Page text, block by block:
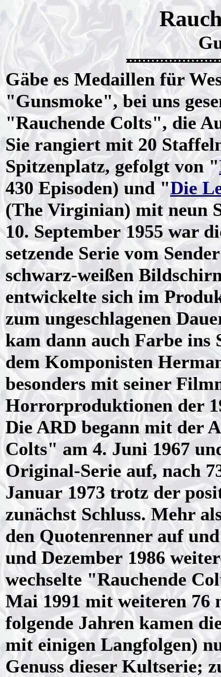
Gäbe es Medaillen für
"Gunsmoke", bei uns
"Rauchende Colts", die
Sie rangiert mit 20
Spitzenplatz, gefolgt von "
430 Episoden) und "Die
(The Virginian) mit neun
10. September 1955 war
setzende Serie vom
schwarz-weißen
entwickelte sich im
zum ungeschlagenen
kam dann auch Farbe
dem Komponisten
besonders mit seiner
Horrorproduktionen der
Die ARD begann mit der
Colts" am 4. Juni 1967
Original-Serie auf, nach
Januar 1973 trotz der
zunächst Schluss. Mehr
den Quotenrenner auf
und Dezember 1986
wechselte "Rauchende
Mai 1991 mit weiteren 76
folgende Jahren kamen
mit einigen Langfolgen)
Genuss dieser Kultserie;